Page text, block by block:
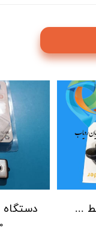
(GT-7750 SONY) ضبط کننده دیجیتالی صدا سونی - 16 گیگابایت - سنسور هوشمند صدا